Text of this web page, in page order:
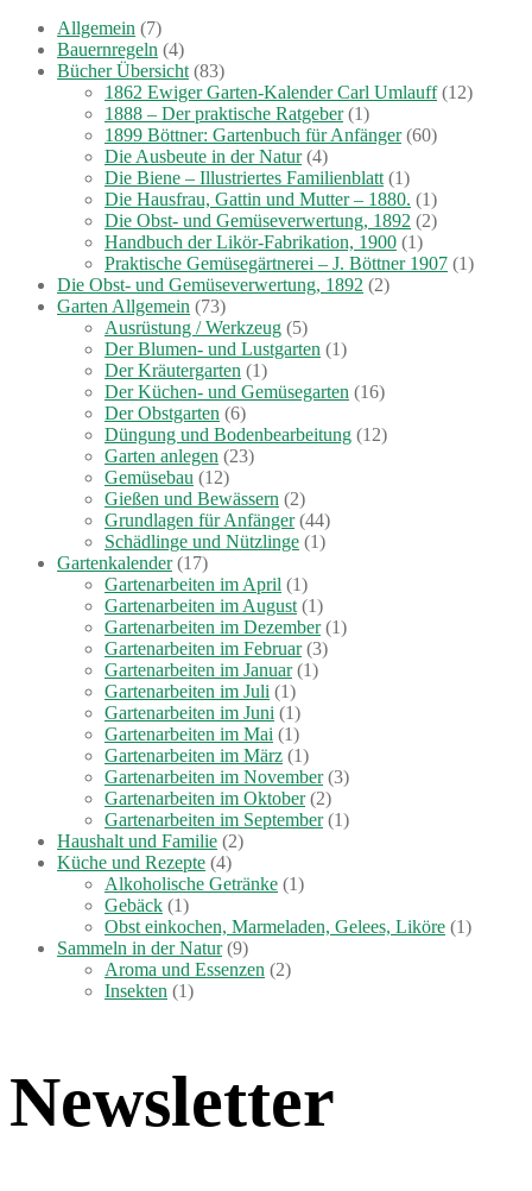
Allgemein (7)
Bauernregeln (4)
Bücher Übersicht (83)
1862 Ewiger Garten-Kalender Carl Umlauff(12)
1888 – Der praktische Ratgeber(1)
1899 Böttner: Gartenbuch für Anfänger(60)
Die Ausbeute in der Natur(4)
Die Biene – Illustriertes Familienblatt (1)
Die Hausfrau, Gattin und Mutter – 1880. (1)
Die Obst- und Gemüseverwertung, 1892 (2)
Handbuch der Likör-Fabrikation, 1900 (1)
Praktische Gemüsegärtnerei – J. Böttner 1907 (1)
Die Obst- und Gemüseverwertung, 1892 (2)
Garten Allgemein (73)
Ausrüstung / Werkzeug (5)
Der Blumen- und Lustgarten (1)
Der Kräutergarten (1)
Der Küchen- und Gemüsegarten (16)
Der Obstgarten (6)
Düngung und Bodenbearbeitung (12)
Garten anlegen (23)
Gemüsebau (12)
Gießen und Bewässern (2)
Grundlagen für Anfänger(44)
Schädlinge und Nützlinge (1)
Gartenkalender(17)
Gartenarbeiten im April (1)
Gartenarbeiten im August (1)
Gartenarbeiten im Dezember(1)
Gartenarbeiten im Februar(3)
Gartenarbeiten im Januar(1)
Gartenarbeiten im Juli (1)
Gartenarbeiten im Juni (1)
Gartenarbeiten im Mai (1)
Gartenarbeiten im März (1)
Gartenarbeiten im November(3)
Gartenarbeiten im Oktober(2)
Gartenarbeiten im September(1)
Haushalt und Familie (2)
Küche und Rezepte (4)
Alkoholische Getränke (1)
Gebäck (1)
Obst einkochen, Marmeladen, Gelees, Liköre (1)
Sammeln in der Natur(9)
Aroma und Essenzen (2)
Insekten (1)
Newsletter